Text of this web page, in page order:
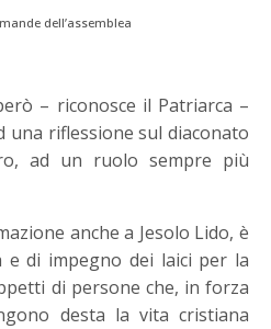
dell’assemblea
– riconosce il Patriarca –
una riflessione sul diaconato
ad un ruolo sempre più
anche a Jesolo Lido, è
di impegno dei laici per la
di persone che, in forza
desta la vita cristiana